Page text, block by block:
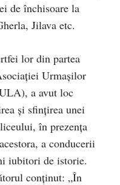
de închisoare la
Jilava etc.
lor din partea
Urmaşilor
a avut loc
şi sfinţirea unei
în prezenţa
a conducerii
iubitori de istorie.
conţinut: „În